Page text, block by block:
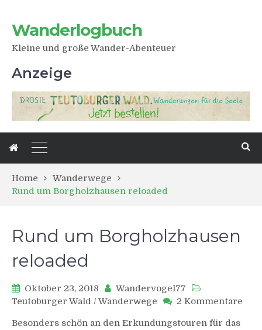
Wanderlogbuch
Kleine und große Wander-Abenteuer
Anzeige
Home
Wanderwege
Rund um Borgholzhausen reloaded
Rund um Borgholzhausen
reloaded
Oktober 23, 2018
Wandervogel77
Teutoburger Wald / Wanderwege 2 Kommentare
Besonders schön an den Erkundungstouren für das